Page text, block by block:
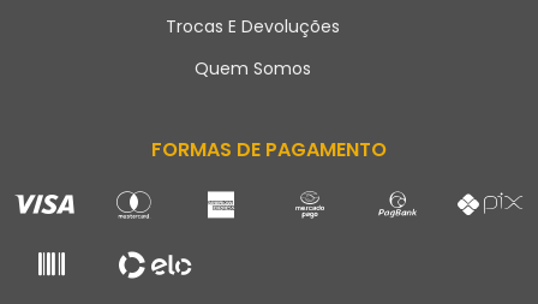
Trocas E Devoluções
Quem Somos
FORMAS DE PAGAMENTO